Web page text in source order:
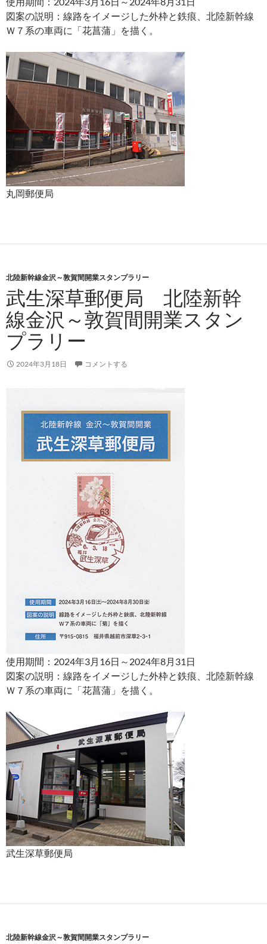
図案の説明：線路をイメージした外枠と鉄痕、北陸新幹線
Ｗ７系の車両に「花菖蒲」を描く。
丸岡郵便局
北陸新幹線金沢～敦賀間開業スタンプラリー
武生深草郵便局 北陸新幹
線金沢～敦賀間開業スタン
プラリー
2024年3月18日 コメントする
使用期間：2024年3月16日～2024年8月31日
図案の説明：線路をイメージした外枠と鉄痕、北陸新幹線
Ｗ７系の車両に「花菖蒲」を描く。
武生深草郵便局
北陸新幹線金沢～敦賀間開業スタンプラリー